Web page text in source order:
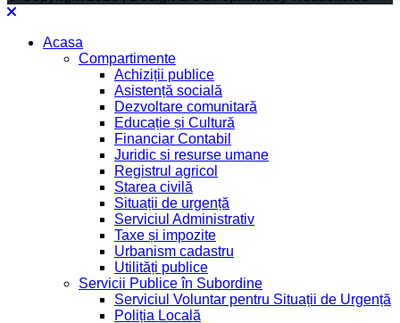
Acasa
Compartimente
Achiziții publice
Asistență socială
Dezvoltare comunitară
Educație și Cultură
Financiar Contabil
Juridic si resurse umane
Registrul agricol
Starea civilă
Situații de urgență
Serviciul Administrativ
Taxe și impozite
Urbanism cadastru
Utilități publice
Servicii Publice în Subordine
Serviciul Voluntar pentru Situații de Urgență
Poliția Locală